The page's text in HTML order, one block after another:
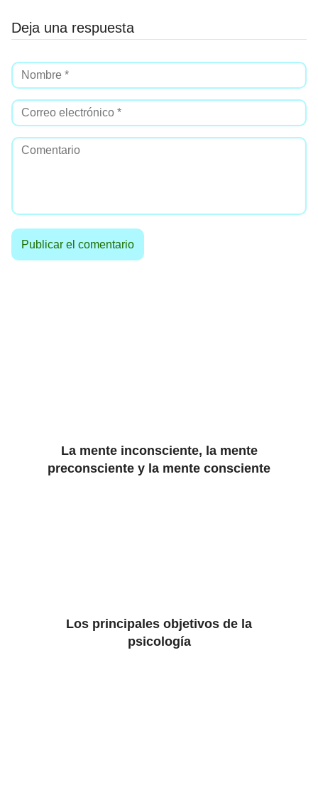
Deja una respuesta
La mente inconsciente, la mente
preconsciente y la mente consciente
Los principales objetivos de la
psicología